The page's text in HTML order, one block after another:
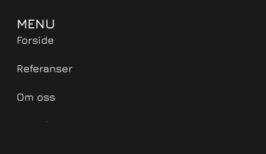
MENU
Forside
Referanser
Om oss
Kontakt